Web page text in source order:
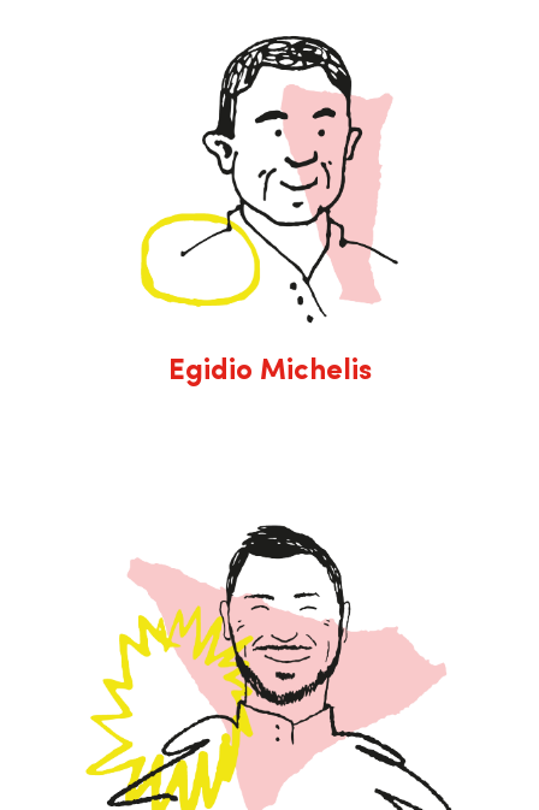
Egidio Michelis